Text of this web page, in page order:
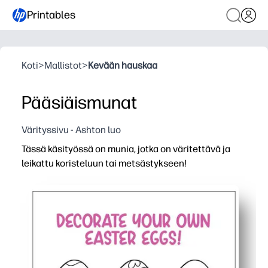
Printables
Koti>Mallistot>Kevään hauskaa
Pääsiäismunat
Värityssivu - Ashton luo
Tässä käsityössä on munia, jotka on väritettävä ja
leikattu koristeluun tai metsästykseen!
Tulosta ja mene -aktiviteettia - vain väritä, leikkaa ja
Lapset pysyvät sitoutuneina rakentaessaan
Täydellinen kotiin, luokkaan tai juhliin - koristele
Nopea tulostus ja helppo skaalata - käytä useita